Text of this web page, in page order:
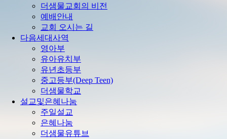
더샘물교회의 비전
예배안내
교회 오시는 길
다음세대사역
영아부
유아유치부
유년초등부
중고등부(Deep Teen)
더샘물학교
설교및은혜나눔
주일설교
은혜나눔
더샘물유튜브